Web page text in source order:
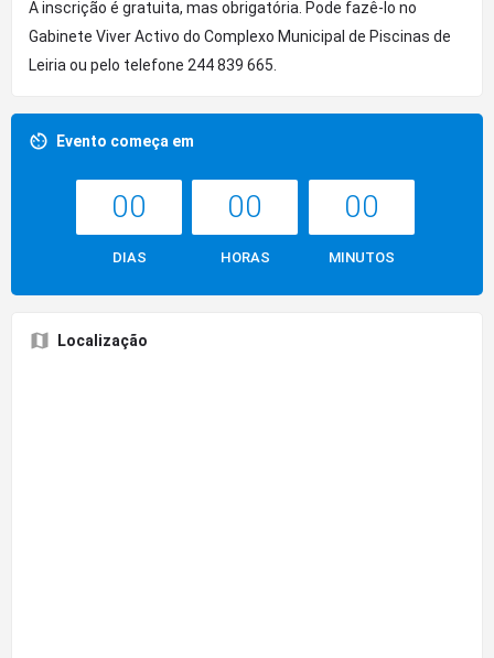
A inscrição é gratuita, mas obrigatória. Pode fazê-lo no
Gabinete Viver Activo do Complexo Municipal de Piscinas de
Leiria ou pelo telefone 244 839 665.
Evento começa em
00
DIAS
00
HORAS
00
MINUTOS
Localização